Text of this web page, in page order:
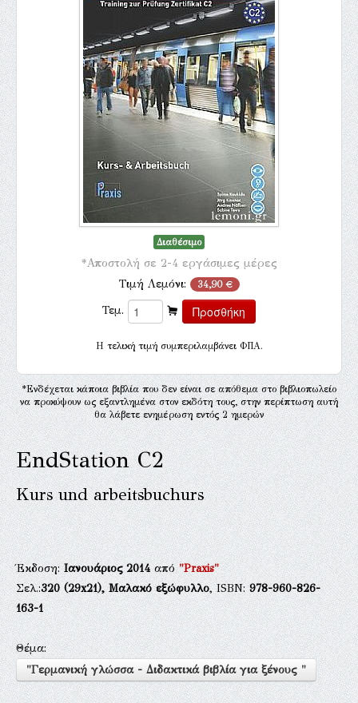
Διαθέσιμο
*Αποστολή σε 2-4 εργάσιμες μέρες
Τιμή Λεμόνι: 34,90 €
Τεμ.
H τελική τιμή συμπεριλαμβάνει ΦΠΑ.
*Ενδέχεται κάποια βιβλία που δεν είναι σε απόθεμα στο βιβλιοπωλείο
να προκύψουν ως εξαντλημένα στον εκδότη τους, στην περίπτωση αυτή
θα λάβετε ενημέρωση εντός 2 ημερών
EndStation C2
Kurs und arbeitsbuchurs
Έκδοση:Ιανουάριος 2014από"Praxis"
Σελ.:320(29x21), Μαλακό εξώφυλλο, ISBN:978-960-826-
163-1
Θέμα:
"Γερμανική γλώσσα - Διδακτικά βιβλία για ξένους "